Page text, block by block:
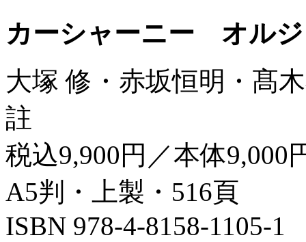
カーシャーニー オル
大塚 修・赤坂恒明・髙
註
税込9,900円／本体9,000
A5判・上製・516頁
ISBN 978-4-8158-1105-1